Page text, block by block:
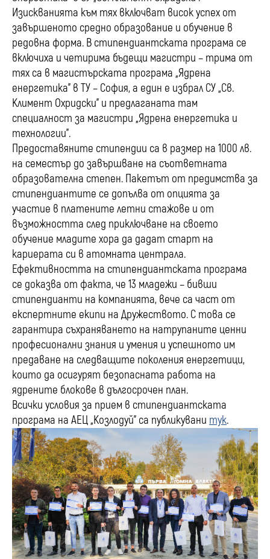
Изискванията към тях включват висок успех от
завършеното средно образование и обучение в
редовна форма. В стипендиантската програма се
включиха и четирима бъдещи магистри – трима от
тях са в магистърската програма „Ядрена
енергетика” в ТУ – София, а един е избрал СУ „Св.
Климент Охридски” и предлаганата там
специалност за магистри „Ядрена енергетика и
технологии”.
Предоставяните стипендии са в размер на 1000 лв.
на семестър до завършване на съответната
образователна степен. Пакетът от предимства за
стипендиантите се допълва от опцията за
участие в платените летни стажове и от
възможността след приключване на своето
обучение младите хора да дадат старт на
кариерата си в атомната централа.
Ефективността на стипендиантската програма
се доказва от факта, че 13 младежи – бивши
стипендианти на компанията, вече са част от
експертните екипи на Дружеството. С това се
гарантира съхраняването на натрупаните ценни
професионални знания и умения и успешното им
предаване на следващите поколения енергетици,
които да осигурят безопасната работа на
ядрените блокове в дългосрочен план.
Всички условия за прием в стипендиантската
програма на АЕЦ „Козлодуй” са публикувани тук.